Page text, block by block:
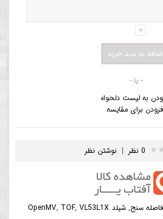
- یا -
به لیست دلخواه
برای مقایسه
0 نظر | نوشتن نظر
فاصله سنج, شیلد OpenMV , TOF, VL53L1X